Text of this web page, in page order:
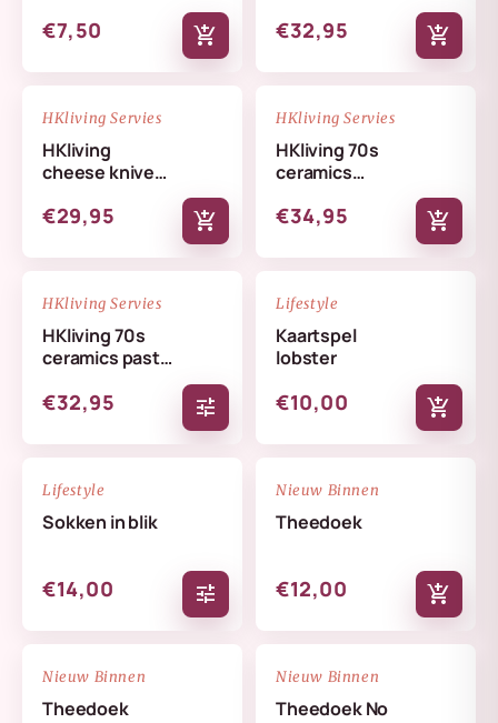
€7,50 add_shopping_cart €32,95 add_shopping_cart
NIEUW
HKliving Servies
HKliving
cheese knives
€29,95 add_shopping_cart
NIEUW
HKliving Servies
HKliving 70s
ceramics
skyline
€34,95 add_shopping_cart
NIEUW
HKliving Servies
HKliving 70s
ceramics pasta
€32,95 tune
NIEUW
Lifestyle
Kaartspel
lobster
€10,00 add_shopping_cart
NIEUW
Lifestyle
Sokken in blik
€14,00 tune
NIEUW
Nieuw Binnen
Theedoek
€12,00 add_shopping_cart
NIEUW
Nieuw Binnen
Theedoek
NIEUW
Nieuw Binnen
Theedoek No